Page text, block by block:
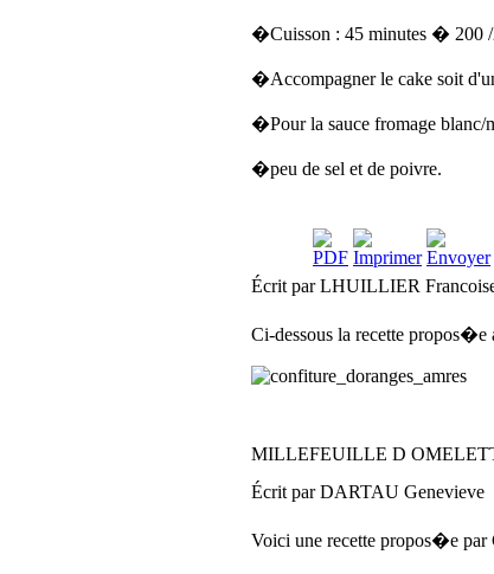
�Cuisson : 45 minutes � 200
�Accompagner le cake soit
�Pour la sauce fromage
�peu de sel et de poivre.
Écrit par LHUILLIER
Ci-dessous la recette
MILLEFEUILLE D
Écrit par DARTAU Genevieve
Voici une recette propos�e par